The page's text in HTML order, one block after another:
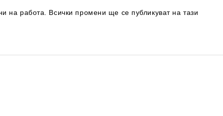
на работа. Всички промени ще се публикуват на тази